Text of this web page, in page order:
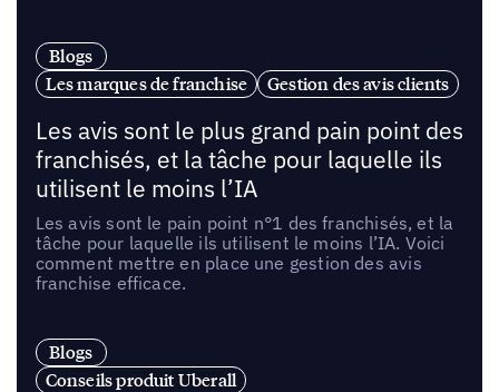
Blogs
Les marques de franchise
Gestion des avis clients
Les avis sont le plus grand pain point des
franchisés, et la tâche pour laquelle ils
utilisent le moins l’IA
Les avis sont le pain point n°1 des franchisés, et la
tâche pour laquelle ils utilisent le moins l’IA. Voici
comment mettre en place une gestion des avis
franchise efficace.
Blogs
Conseils produit Uberall